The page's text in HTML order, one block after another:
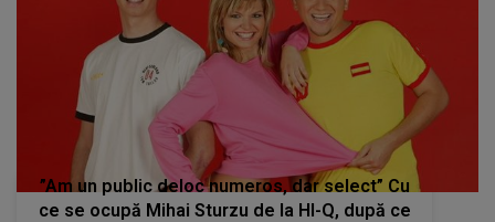
”Am un public deloc numeros, dar select” Cu
ce se ocupă Mihai Sturzu de la HI-Q, după ce